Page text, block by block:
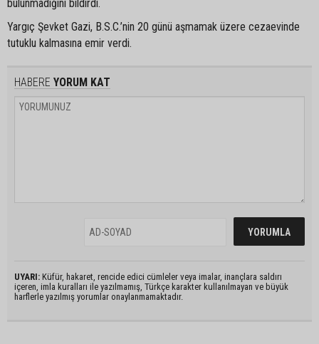
bulunmadığını bildirdi.
Yargıç Şevket Gazi, B.S.C.’nin 20 günü aşmamak üzere cezaevinde
tutuklu kalmasına emir verdi.
HABERE YORUM KAT
UYARI: Küfür, hakaret, rencide edici cümleler veya imalar, inançlara saldırı
içeren, imla kuralları ile yazılmamış, Türkçe karakter kullanılmayan ve büyük
harflerle yazılmış yorumlar onaylanmamaktadır.